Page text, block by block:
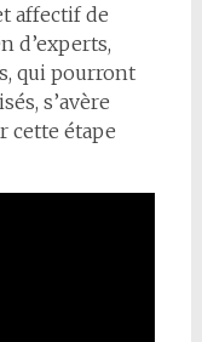
affectif de
d’experts,
qui pourront
s’avère
cette étape